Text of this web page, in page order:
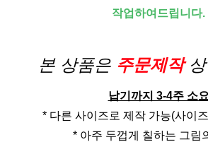
작업하여드립니다.
본 상품은 주문제작
납기까지 3-4주 소요
* 다른 사이즈로 제작 가능(사이
* 아주 두껍게 칠하는 그림